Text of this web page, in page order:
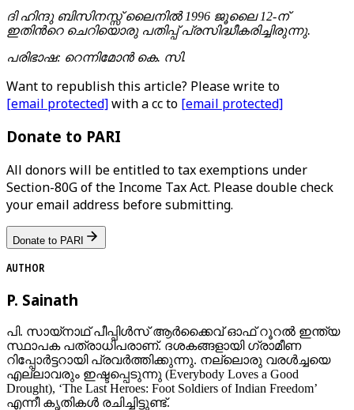
ദി ഹിന്ദു ബിസിനസ്സ് ലൈനില്‍ 1996 ജൂലൈ 12-ന്
ഇതിന്‍റെ ചെറിയൊരു പതിപ്പ് പ്രസിദ്ധീകരിച്ചിരുന്നു.
പരിഭാഷ: റെന്നിമോന്‍ കെ. സി.
Want to republish this article? Please write to
[email protected]with a cc to [email protected]
Donate to PARI
All donors will be entitled to tax exemptions under
Section-80G of the Income Tax Act. Please double check
your email address before submitting.
Donate to PARI
AUTHOR
P. Sainath
പി. സായ്‌നാഥ് പീപ്പിൾസ് ആർക്കൈവ് ഓഫ് റൂറൽ ഇന്ത്യ
സ്ഥാപക പത്രാധിപരാണ്. ദശകങ്ങളായി ഗ്രാമീണ
റിപ്പോർട്ടറായി പ്രവര്‍ത്തിക്കുന്നു. നല്ലൊരു വരൾച്ചയെ
എല്ലാവരും ഇഷ്ടപ്പെടുന്നു (Everybody Loves a Good
Drought), ‘The Last Heroes: Foot Soldiers of Indian Freedom’
എന്നീ കൃതികൾ രചിച്ചിട്ടുണ്ട്.